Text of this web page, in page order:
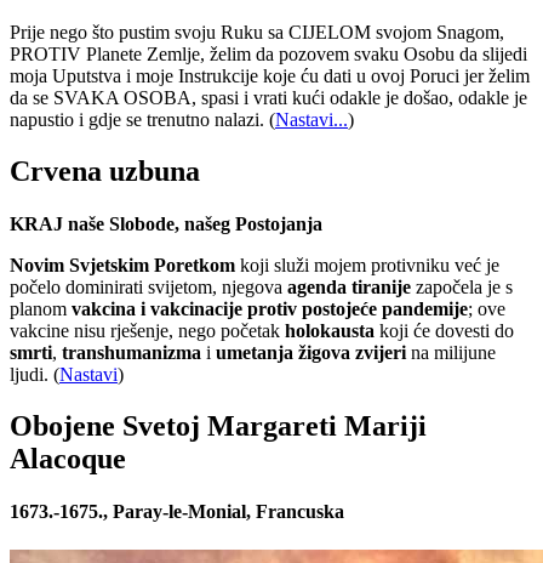
Prije nego što pustim svoju Ruku sa CIJELOM svojom Snagom,
PROTIV Planete Zemlje, želim da pozovem svaku Osobu da slijedi
moja Uputstva i moje Instrukcije koje ću dati u ovoj Poruci jer želim
da se SVAKA OSOBA, spasi i vrati kući odakle je došao, odakle je
napustio i gdje se trenutno nalazi. (Nastavi...)
Crvena uzbuna
KRAJ naše Slobode, našeg Postojanja
Novim Svjetskim Poretkom koji služi mojem protivniku već je
počelo dominirati svijetom, njegova agenda tiranije započela je s
planom vakcina i vakcinacije protiv postojeće pandemije; ove
vakcine nisu rješenje, nego početak holokausta koji će dovesti do
smrti, transhumanizma i umetanja žigova zvijeri na milijune
ljudi. (Nastavi)
Obojene Svetoj Margareti Mariji
Alacoque
1673.-1675., Paray-le-Monial, Francuska